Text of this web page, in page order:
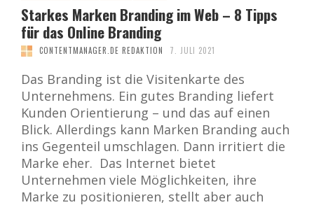
Starkes Marken Branding im Web – 8 Tipps
für das Online Branding
CONTENTMANAGER.DE REDAKTION 7. JULI 2021
Das Branding ist die Visitenkarte des
Unternehmens. Ein gutes Branding liefert
Kunden Orientierung – und das auf einen
Blick. Allerdings kann Marken Branding auch
ins Gegenteil umschlagen. Dann irritiert die
Marke eher. Das Internet bietet
Unternehmen viele Möglichkeiten, ihre
Marke zu positionieren, stellt aber auch